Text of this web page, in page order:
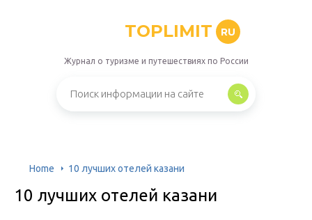
TOPLIMIT RU
Журнал о туризме и путешествиях по России
Home 10 лучших отелей казани
10 лучших отелей казани